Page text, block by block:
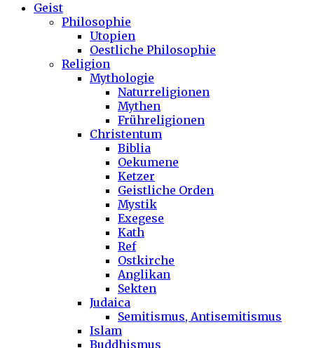
Geist
Philosophie
Utopien
Oestliche Philosophie
Religion
Mythologie
Naturreligionen
Mythen
Frühreligionen
Christentum
Biblia
Oekumene
Ketzer
Geistliche Orden
Mystik
Exegese
Kath
Ref
Ostkirche
Anglikan
Sekten
Judaica
Semitismus, Antisemitismus
Islam
Buddhismus